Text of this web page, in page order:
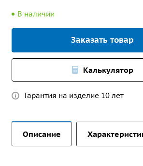
В наличии
Заказать товар
Калькулятор
Гарантия на изделие 10 лет
Описание